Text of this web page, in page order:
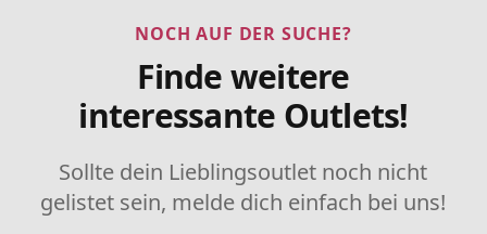
NOCH AUF DER SUCHE?
Finde weitere
interessante Outlets!
Sollte dein Lieblingsoutlet noch nicht
gelistet sein, melde dich einfach bei uns!